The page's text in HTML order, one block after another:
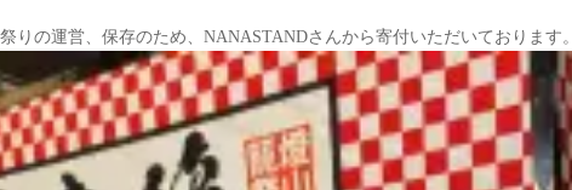
りの運営、保存のため、NANASTANDさんから寄付いただいております。